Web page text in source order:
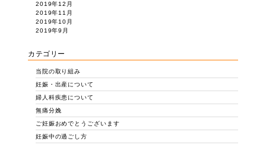
2019年12月
2019年11月
2019年10月
2019年9月
カテゴリー
当院の取り組み
妊娠・出産について
婦人科疾患について
無痛分娩
ご妊娠おめでとうございます
妊娠中の過ごし方